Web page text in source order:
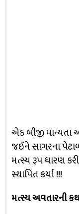
એક બીજી માન્યતા
જઈને સાગરના
મત્સ્ય રૂપ ધારણ
સ્થાપિત કર્યા !!!
મત્સ્ય અવતારની